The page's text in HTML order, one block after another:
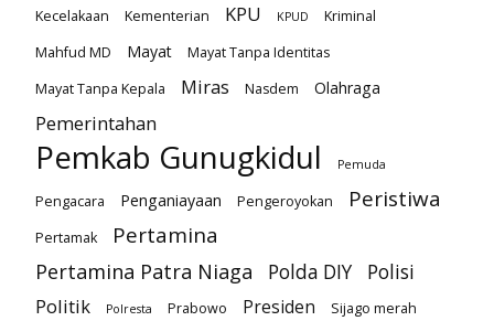
Kecelakaan
Kementerian KPU KPUD
Kriminal
Mahfud MD
Mayat
Mayat Tanpa Identitas
Mayat Tanpa Kepala
Miras Nasdem Olahraga
Pemerintahan
Pemkab Gunugkidul Pemuda
Pengacara Penganiayaan Pengeroyokan Peristiwa
Pertamak Pertamina
Pertamina Patra Niaga Polda DIY
Polisi
Politik
Polresta Prabowo Presiden Sijago merah